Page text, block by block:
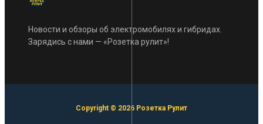
Новости и обзоры об электромобилях и гибридах.
Зарядись с нами — «Розетка рулит»!
Copyright © 2026 Розетка Рулит